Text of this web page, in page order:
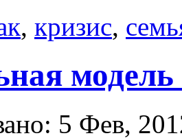
, кризис,
модель
5 Фев,